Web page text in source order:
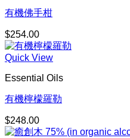
有機佛手柑
$254.00
Quick View
Essential Oils
有機檸檬羅勒
$248.00